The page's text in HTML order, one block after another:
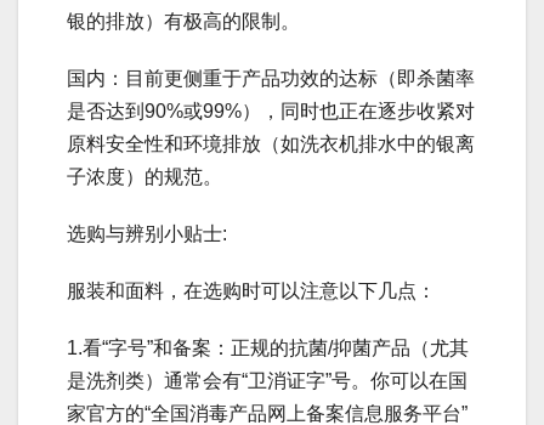
银的排放）有极高的限制。
国内：目前更侧重于产品功效的达标（即杀菌率
是否达到90%或99%），同时也正在逐步收紧对
原料安全性和环境排放（如洗衣机排水中的银离
子浓度）的规范。
选购与辨别小贴士:
服装和面料，在选购时可以注意以下几点：
1.看“字号”和备案：正规的抗菌/抑菌产品（尤其
是洗剂类）通常会有“卫消证字”号。你可以在国
家官方的“全国消毒产品网上备案信息服务平台”